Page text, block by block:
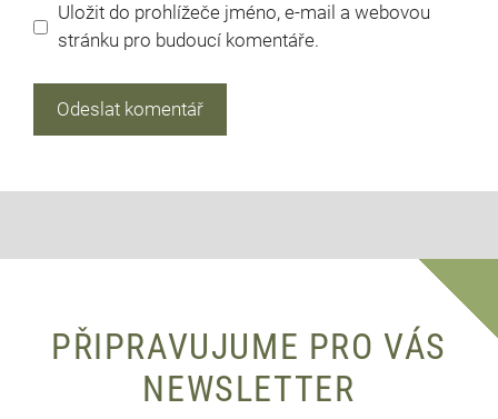
Uložit do prohlížeče jméno, e-mail a webovou
stránku pro budoucí komentáře.
PŘIPRAVUJUME PRO VÁS
NEWSLETTER